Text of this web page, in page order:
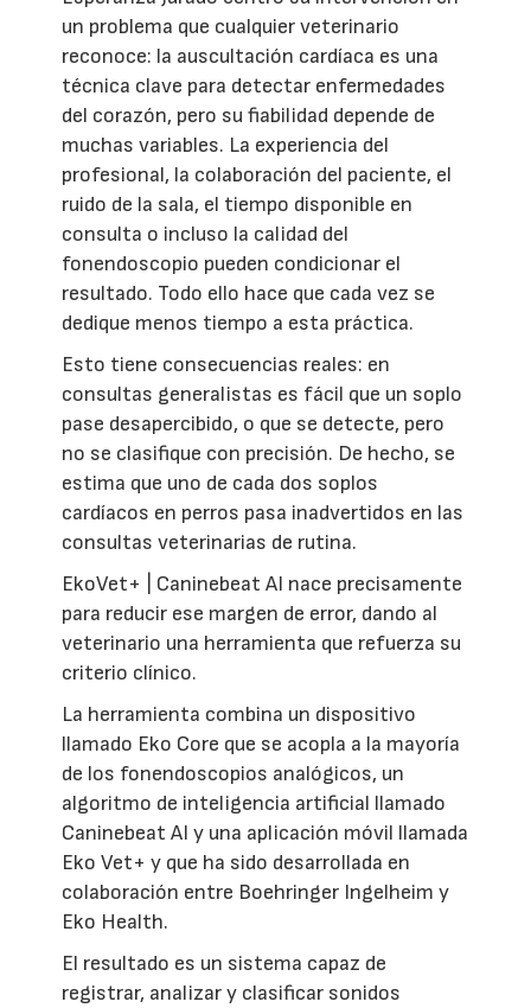
un problema que cualquier veterinario
reconoce: la auscultación cardíaca es una
técnica clave para detectar enfermedades
del corazón, pero su fiabilidad depende de
muchas variables. La experiencia del
profesional, la colaboración del paciente, el
ruido de la sala, el tiempo disponible en
consulta o incluso la calidad del
fonendoscopio pueden condicionar el
resultado. Todo ello hace que cada vez se
dedique menos tiempo a esta práctica.
Esto tiene consecuencias reales: en
consultas generalistas es fácil que un soplo
pase desapercibido, o que se detecte, pero
no se clasifique con precisión. De hecho, se
estima que uno de cada dos soplos
cardíacos en perros pasa inadvertidos en las
consultas veterinarias de rutina.
EkoVet+ | Caninebeat AI nace precisamente
para reducir ese margen de error, dando al
veterinario una herramienta que refuerza su
criterio clínico.
La herramienta combina un dispositivo
llamado Eko Core que se acopla a la mayoría
de los fonendoscopios analógicos, un
algoritmo de inteligencia artificial llamado
Caninebeat AI y una aplicación móvil llamada
Eko Vet+ y que ha sido desarrollada en
colaboración entre Boehringer Ingelheim y
Eko Health.
El resultado es un sistema capaz de
registrar, analizar y clasificar sonidos